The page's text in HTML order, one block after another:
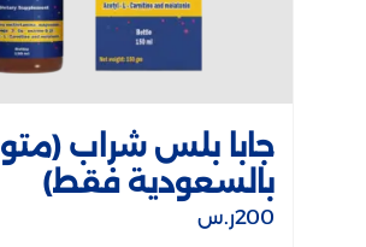
جابا بلس شراب
بالسعودية فقط)
200ر.س